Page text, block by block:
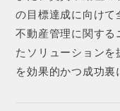
の目標達成に向けて
不動産管理に関す
たソリューション
を効果的かつ成功裏